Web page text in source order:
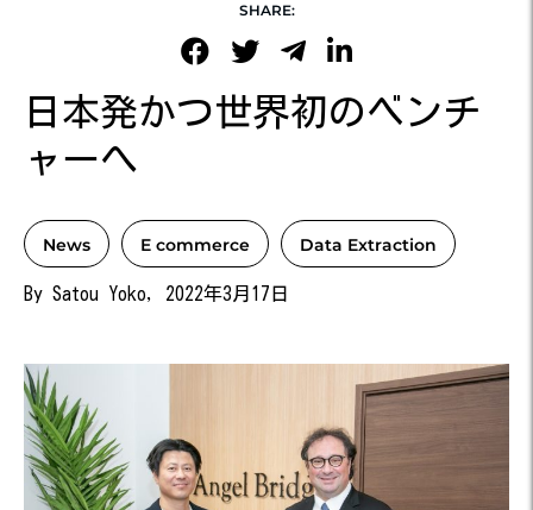
日本発かつ世界初のベンチ
ャーへ
News E commerce Data Extraction
By Satou Yoko, 2022年3月17日
SHARE: